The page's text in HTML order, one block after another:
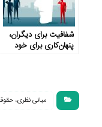
شفافیت برای دیگران،
پنهان‌کاری برای خود
مبانی نظری،